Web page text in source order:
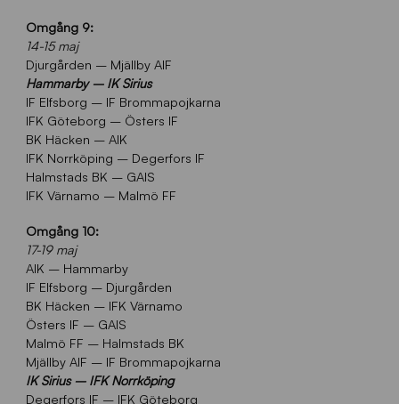
Omgång 9:
14-15 maj
Djurgården – Mjällby AIF
Hammarby – IK Sirius
IF Elfsborg – IF Brommapojkarna
IFK Göteborg – Östers IF
BK Häcken – AIK
IFK Norrköping – Degerfors IF
Halmstads BK – GAIS
IFK Värnamo – Malmö FF
Omgång 10:
17-19 maj
AIK – Hammarby
IF Elfsborg – Djurgården
BK Häcken – IFK Värnamo
Östers IF – GAIS
Malmö FF – Halmstads BK
Mjällby AIF – IF Brommapojkarna
IK Sirius – IFK Norrköping
Degerfors IF – IFK Göteborg